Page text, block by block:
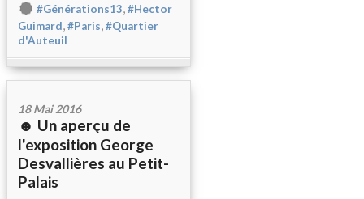
#Générations13,#Hector
Guimard,#Paris,#Quartier
d'Auteuil
18 Mai 2016
☻ Un aperçu de
l'exposition George
Desvallières au Petit-
Palais